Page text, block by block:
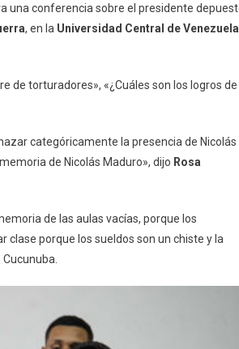
una conferencia sobre el presidente
, en la Universidad Central de Venezuela
de torturadores», «¿Cuáles son los logros de
categóricamente la presencia de Nicolás
de Nicolás Maduro», dijo Rosa
de las aulas vacías, porque los
porque los sueldos son un chiste y la